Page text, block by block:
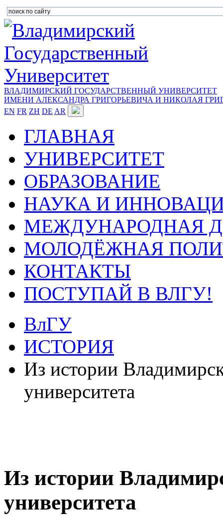
ВЛАДИМИРСКИЙ ГОСУДАРСТВЕННЫЙ УНИВЕРСИТЕТ
ИМЕНИ АЛЕКСАНДРА ГРИГОРЬЕВИЧА И НИКОЛАЯ
EN FR ZH DE AR
ГЛАВНАЯ
УНИВЕРСИТЕТ
ОБРАЗОВАНИЕ
НАУКА И
МЕЖДУНАРОДНАЯ
МОЛОДЁЖНАЯ
КОНТАКТЫ
ПОСТУПАЙ В ВЛГУ!
ВлГУ
ИСТОРИЯ
Из истории
университета
Из истории
университета